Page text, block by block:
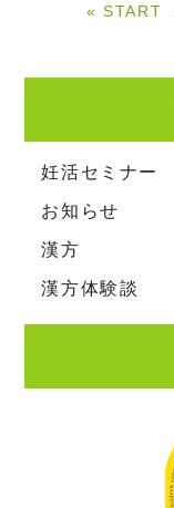
« START
妊活セミナー
お知らせ
漢方
漢方体験談